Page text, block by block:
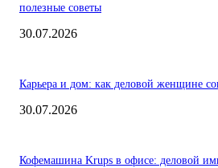
полезные советы
30.07.2026
Карьера и дом: как деловой женщине
30.07.2026
Кофемашина Krups в офисе: деловой